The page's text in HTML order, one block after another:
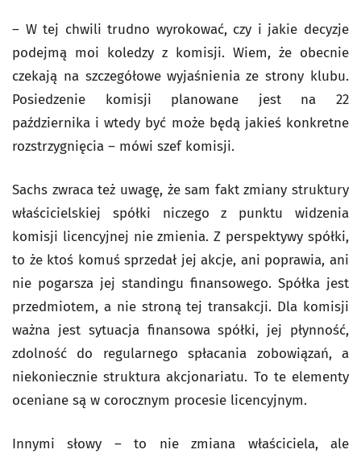
– W tej chwili trudno wyrokować, czy i jakie decyzje
podejmą moi koledzy z komisji. Wiem, że obecnie
czekają na szczegółowe wyjaśnienia ze strony klubu.
Posiedzenie komisji planowane jest na 22
października i wtedy być może będą jakieś konkretne
rozstrzygnięcia – mówi szef komisji.
Sachs zwraca też uwagę, że sam fakt zmiany struktury
właścicielskiej spółki niczego z punktu widzenia
komisji licencyjnej nie zmienia. Z perspektywy spółki,
to że ktoś komuś sprzedał jej akcje, ani poprawia, ani
nie pogarsza jej standingu finansowego. Spółka jest
przedmiotem, a nie stroną tej transakcji. Dla komisji
ważna jest sytuacja finansowa spółki, jej płynność,
zdolność do regularnego spłacania zobowiązań, a
niekoniecznie struktura akcjonariatu. To te elementy
oceniane są w corocznym procesie licencyjnym.
Innymi słowy – to nie zmiana właściciela, ale